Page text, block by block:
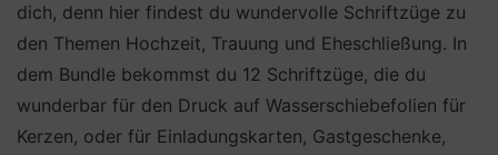
dich, denn hier findest du wundervolle Schriftzüge zu
den Themen Hochzeit, Trauung und Eheschließung. In
dem Bundle bekommst du 12 Schriftzüge, die du
wunderbar für den Druck auf Wasserschiebefolien für
Kerzen, oder für Einladungskarten, Gastgeschenke,